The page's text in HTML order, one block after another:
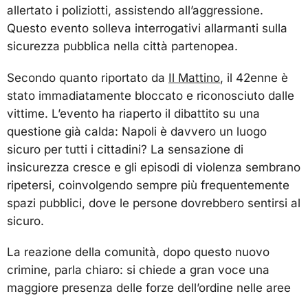
allertato i poliziotti, assistendo all’aggressione.
Questo evento solleva interrogativi allarmanti sulla
sicurezza pubblica nella città partenopea.
Secondo quanto riportato da Il Mattino, il 42enne è
stato immadiatamente bloccato e riconosciuto dalle
vittime. L’evento ha riaperto il dibattito su una
questione già calda: Napoli è davvero un luogo
sicuro per tutti i cittadini? La sensazione di
insicurezza cresce e gli episodi di violenza sembrano
ripetersi, coinvolgendo sempre più frequentemente
spazi pubblici, dove le persone dovrebbero sentirsi al
sicuro.
La reazione della comunità, dopo questo nuovo
crimine, parla chiaro: si chiede a gran voce una
maggiore presenza delle forze dell’ordine nelle aree